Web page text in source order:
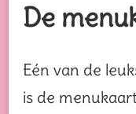
De
Eén van de
is de